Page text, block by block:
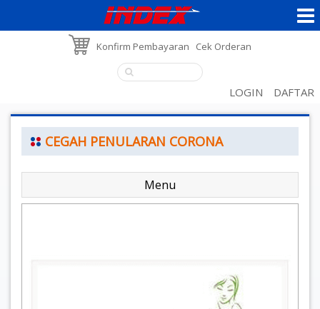
Konfirm Pembayaran Cek Orderan
LOGIN DAFTAR
CEGAH PENULARAN CORONA
Menu